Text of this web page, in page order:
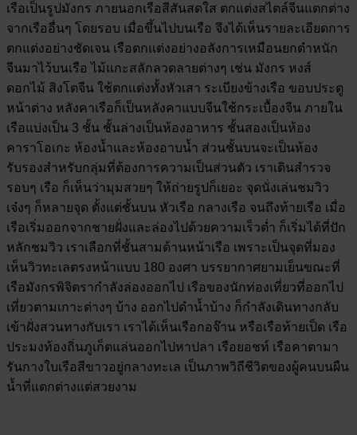
เรือเป็นรูปมังกร ภายนอกเรือสีสันสดใส ตกแต่งสไตล์จีนแตกต่าง
จากเรืออื่นๆ โดยรอบ เมื่อขึ้นไปบนเรือ จึงได้เห็นรายละเอียดการ
ตกแต่งอย่างชัดเจน เรือตกแต่งอย่างอลังการเหมือนยกตำหนัก
จีนมาไว้บนเรือ ไม้แกะสลักลวดลายต่างๆ เช่น มังกร หงส์
ดอกไม้ สิงโตจีน ใช้ตกแต่งทั้งหัวเสา ระเบียงข้างเรือ ขอบประตู
หน้าต่าง หลังคาเรือก็เป็นหลังคาแบบจีนใช้กระเบื้องจีน ภายใน
เรือแบ่งเป็น 3 ชั้น ชั้นล่างเป็นห้องอาหาร ชั้นสองเป็นห้อง
คาราโอเกะ ห้องน้ำและห้องอาบน้ำ ส่วนชั้นบนจะเป็นห้อง
รับรองสำหรับกลุ่มที่ต้องการความเป็นส่วนตัว เราเดินสำรวจ
รอบๆ เรือ ก็เห็นว่ามุมสวยๆ ให้ถ่ายรูปก็เยอะ จุดนั่งเล่นชมวิว
เจ๋งๆ ก็หลายจุด ตั้งแต่ชั้นบน หัวเรือ กลางเรือ จนถึงท้ายเรือ เมื่อ
เรือเริ่มออกจากชายฝั่งและล่องไปด้วยความเร็วต่ำ ก็เริ่มได้ที่ปัก
หลักชมวิว เราเลือกที่ชั้นสามด้านหน้าเรือ เพราะเป็นจุดที่มอง
เห็นวิวทะเลตรงหน้าแบบ 180 องศา บรรยากาศยามเย็นขณะที่
เรือมังกรพิจิตรากำลังล่องออกไป เรือของนักท่องเที่ยวที่ออกไป
เที่ยวตามเกาะต่างๆ บ้าง ออกไปดำน้ำบ้าง ก็กำลังเดินทางกลับ
เข้าฝั่งสวนทางกับเรา เราได้เห็นเรือกอจ๊าน หรือเรือท้ายเป็ด เรือ
ประมงท้องถิ่นภูเก็ตแล่นออกไปหาปลา เรือยอชท์ เรือคาตามา
รันกางใบเรือสีขาวอยู่กลางทะเล เป็นภาพวิถีชีวิตของผู้คนบนผืน
น้ำที่แตกต่างแต่สวยงาม